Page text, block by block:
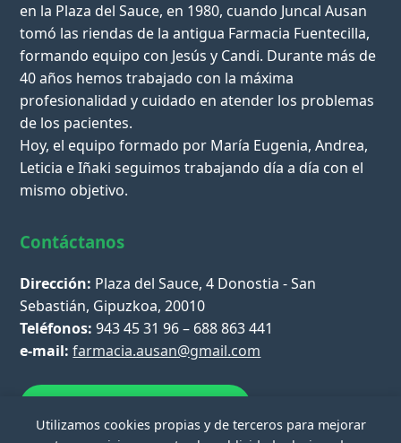
en la Plaza del Sauce, en 1980, cuando Juncal Ausan
tomó las riendas de la antigua Farmacia Fuentecilla,
formando equipo con Jesús y Candi. Durante más de
40 años hemos trabajado con la máxima
profesionalidad y cuidado en atender los problemas
de los pacientes.
Hoy, el equipo formado por María Eugenia, Andrea,
Leticia e Iñaki seguimos trabajando día a día con el
mismo objetivo.
Contáctanos
Dirección: Plaza del Sauce, 4 Donostia - San
Sebastián, Gipuzkoa, 20010
Teléfonos: 943 45 31 96 – 688 863 441
e-mail: farmacia.ausan@gmail.com
Utilizamos cookies propias y de terceros para mejorar